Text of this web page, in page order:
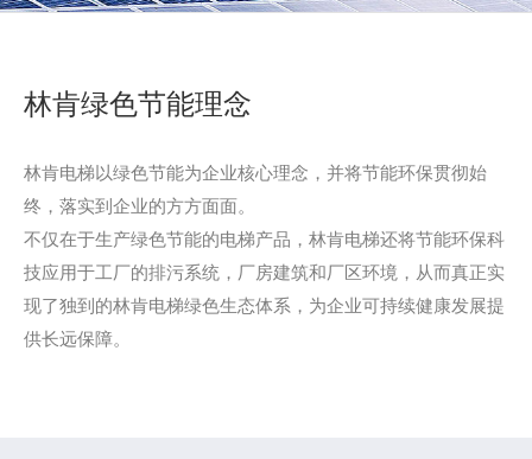
林肯绿色节能理念
林肯电梯以绿色节能为企业核心理念，并将节能环保贯彻始
终，落实到企业的方方面面。
不仅在于生产绿色节能的电梯产品，林肯电梯还将节能环保科
技应用于工厂的排污系统，厂房建筑和厂区环境，从而真正实
现了独到的林肯电梯绿色生态体系，为企业可持续健康发展提
供长远保障。